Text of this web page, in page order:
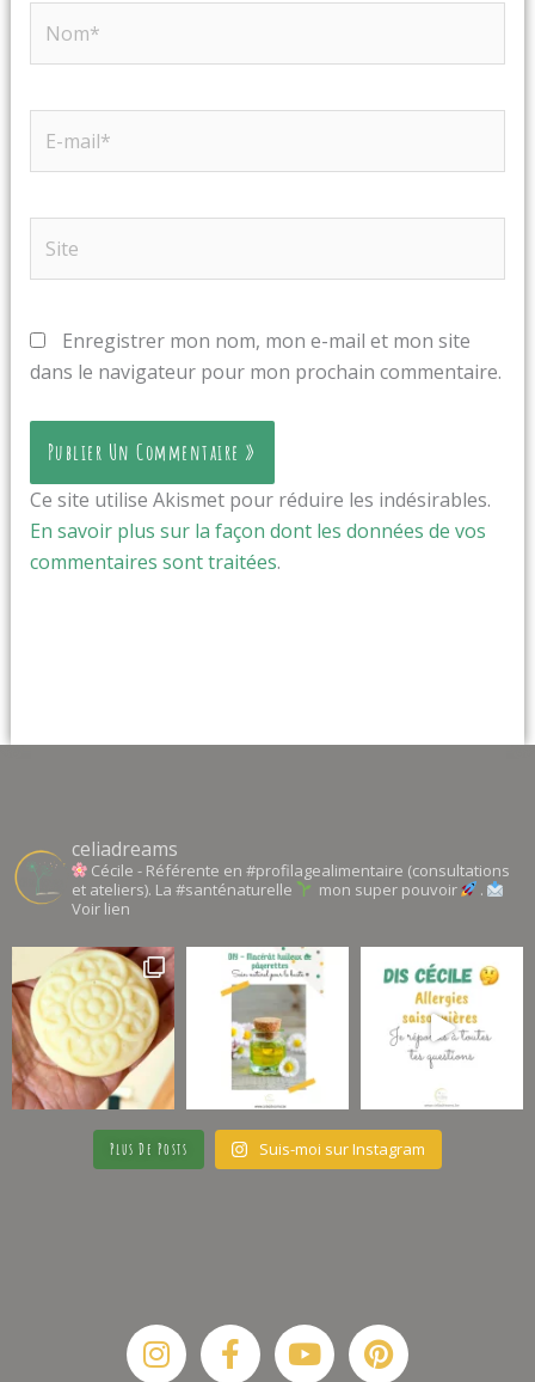
mail*
Enregistrer mon nom, mon e-mail et mon site
dans le navigateur pour mon prochain commentaire.
Ce site utilise Akismet pour réduire les indésirables.
En savoir plus sur la façon dont les données de vos
commentaires sont traitées.
celiadreams
Cécile - Référente en #profilagealimentaire (consultations
et ateliers). La #santénaturelle
mon super pouvoir
.
Voir lien
Plus De Posts Suis-moi sur Instagram
InstagramFacebook-
f
YoutubePinterest